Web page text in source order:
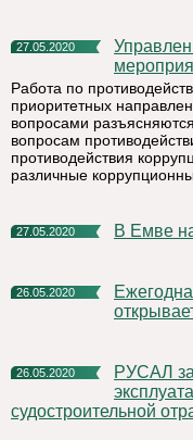
27.05.2020
Управление Росреестра по Республике Коми проводит
Работа по
приоритетных
вопросами
вопросам
противодействия
различные
27.05.2020 В Емве
26.05.2020
Ежегодная всероссийская акция «Красная гвоздика»
26.05.2020
РУСАЛ запускает производство протекторов с улучшенными
судостроительной